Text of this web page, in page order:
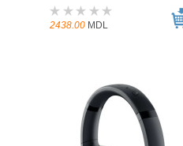
2438.00 MDL